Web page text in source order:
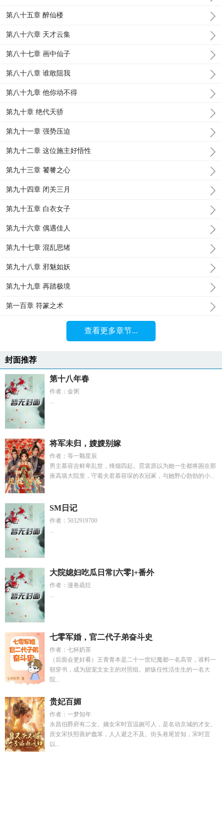
第八十五章 醉仙楼
第八十六章 天才云集
第八十七章 画中仙子
第八十八章 谁敢阻我
第八十九章 他你动不得
第九十章 绝代天骄
第九十一章 强势压迫
第九十二章 这位施主好悟性
第九十三章 饕餮之心
第九十四章 闭关三月
第九十五章 白衣女子
第九十六章 偶遇佳人
第九十七章 混乱思绪
第九十八章 邪魅如妖
第九十九章 再踏极境
第一百章 符篆之术
查看更多章节...
封面推荐
第十八年春
作者：金粥
...
将军未归，嫂嫂别嫁
作者：等一颗星辰
男主慕容吉鲜卑乱世，烽烟四起。霓裳原以为她一生都将困在那
座高墙大院里，守着夫君慕容琛的衣冠冢，与她野心勃勃的小...
SM日记
作者：5032919700
...
大院媳妇吃瓜日常[六零]+番外
作者：漫卷疏狂
...
七零军婚，官二代子弟奋斗史
作者：七杯奶茶
（后面会更好看）王青青本是二十一世纪魔都一名高管，谁料一
朝穿书，成为甜宠文女主的对照组。娇纵任性活生生的一名大
院...
贵妃百媚
作者：一梦知年
永昌伯爵府有二女。嫡女宋时宜温婉可人，是名动京城的才女。
庶女宋扶熙善妒蠢笨，人人避之不及。街头巷尾皆知，宋时宜
以...